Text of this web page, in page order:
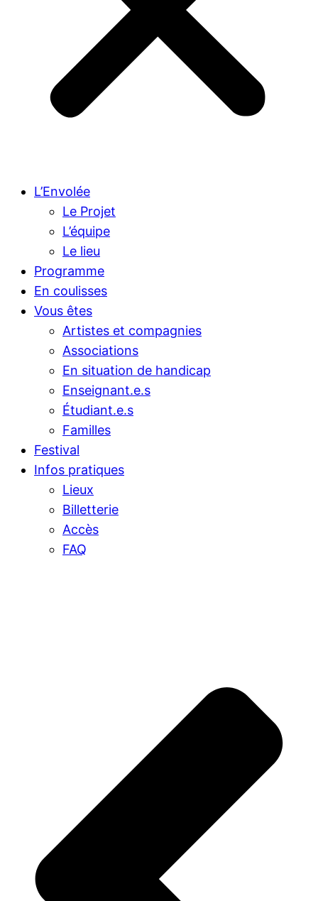
L’Envolée
Le Projet
L’équipe
Le lieu
Programme
En coulisses
Vous êtes
Artistes et compagnies
Associations
En situation de handicap
Enseignant.e.s
Étudiant.e.s
Familles
Festival
Infos pratiques
Lieux
Billetterie
Accès
FAQ